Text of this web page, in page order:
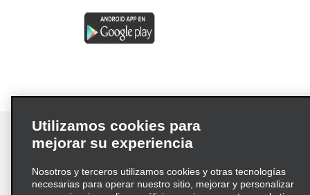
Términos de uso
Política de privacidad
Utilizamos cookies para
mejorar su experiencia
Nosotros y terceros utilizamos cookies y otras tecnologías
necesarias para operar nuestro sitio, mejorar y personalizar